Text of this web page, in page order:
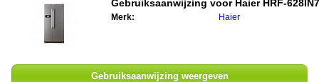
Gebruiksaanwijzing voor Haier HRF-628IN7
Merk: Haier
Gebruiksaanwijzing weergeven